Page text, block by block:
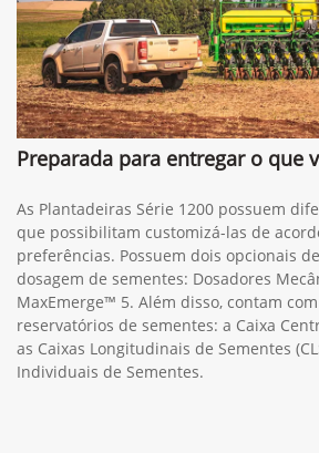
Preparada para entregar o que
As Plantadeiras Série 1200 possuem
que possibilitam customizá-las de
preferências. Possuem dois opcionais
dosagem de sementes: Dosadores
MaxEmerge™ 5. Além disso, contam
reservatórios de sementes: a Caixa
as Caixas Longitudinais de Sementes
Individuais de Sementes.